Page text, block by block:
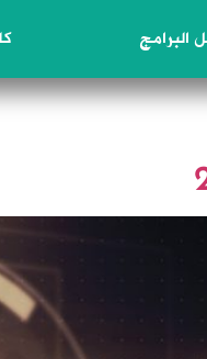
البرامج